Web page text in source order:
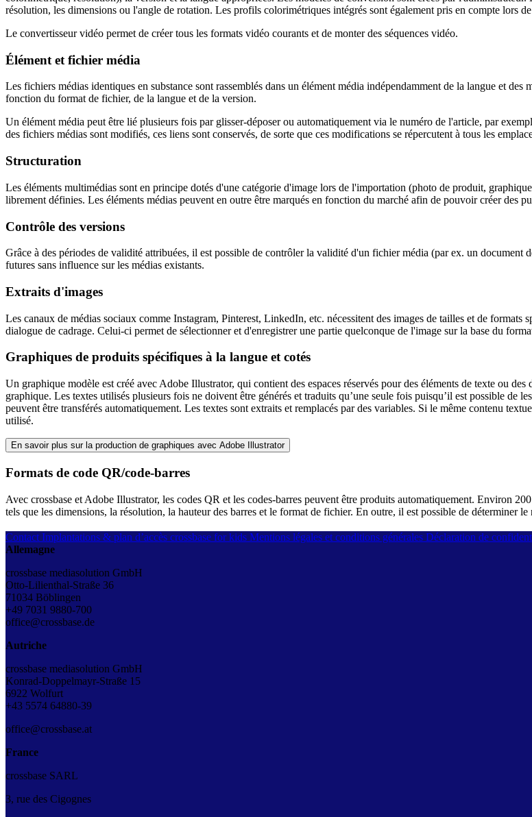
résolution, les dimensions ou l'angle de rotation. Les profils colorimétriques intégrés sont également pris en compte lors
Le convertisseur vidéo permet de créer tous les formats vidéo courants et de monter des séquences vidéo.
Élément et fichier média
Les fichiers médias identiques en substance sont rassemblés dans un élément média indépendamment de la langue et
fonction du format de fichier, de la langue et de la version.
Un élément média peut être lié plusieurs fois par glisser-déposer ou automatiquement via le numéro de l'article, par
des fichiers médias sont modifiés, ces liens sont conservés, de sorte que ces modifications se répercutent à tous les
Structuration
Les éléments multimédias sont en principe dotés d'une catégorie d'image lors de l'importation (photo de produit,
librement définies. Les éléments médias peuvent en outre être marqués en fonction du marché afin de pouvoir créer des
Contrôle des versions
Grâce à des périodes de validité attribuées, il est possible de contrôler la validité d'un fichier média (par ex. un
futures sans influence sur les médias existants.
Extraits d'images
Les canaux de médias sociaux comme Instagram, Pinterest, LinkedIn, etc. nécessitent des images de tailles et de formats
dialogue de cadrage. Celui-ci permet de sélectionner et d'enregistrer une partie quelconque de l'image sur la base du
Graphiques de produits spécifiques à la langue et cotés
Un graphique modèle est créé avec Adobe Illustrator, qui contient des espaces réservés pour des éléments de texte ou
graphique. Les textes utilisés plusieurs fois ne doivent être générés et traduits qu’une seule fois puisqu’il est possible de
peuvent être transférés automatiquement. Les textes sont extraits et remplacés par des variables. Si le même contenu
utilisé.
En savoir plus sur la production de graphiques avec Adobe Illustrator
Formats de code QR/code-barres
Avec crossbase et Adobe Illustrator, les codes QR et les codes-barres peuvent être produits automatiquement. Environ
tels que les dimensions, la résolution, la hauteur des barres et le format de fichier. En outre, il est possible de déterminer
Contact Implantations & plan d’accès crossbase for kids Mentions légales et conditions générales Déclaration de
Allemagne
crossbase mediasolution GmbH
Otto-Lilienthal-Straße 36
71034 Böblingen
+49 7031 9880-700
office@crossbase.de
Autriche
crossbase mediasolution GmbH
Konrad-Doppelmayr-Straße 15
6922 Wolfurt
+43 5574 64880-39
office@crossbase.at
France
crossbase SARL
3, rue des Cigognes